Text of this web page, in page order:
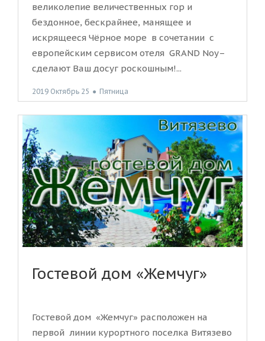
великолепие величественных гор и
бездонное, бескрайнее, манящее и
искрящееся Чёрное море в сочетании с
европейским сервисом отеля GRAND Noy–
сделают Ваш досуг роскошным!...
2019 Октябрь 25 ● Пятница
Гостевой дом «Жемчуг»
Гостевой дом «Жемчуг» расположен на
первой линии курортного поселка Витязево